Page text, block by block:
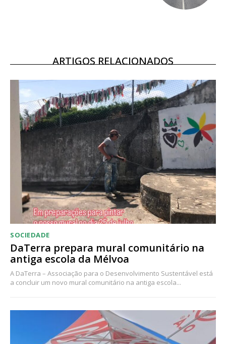
Ofertas para assinatura anual
Escolha o plano
ARTIGOS RELACIONADOS
SOCIEDADE
DaTerra prepara mural comunitário na
antiga escola da Mélvoa
A DaTerra – Associação para o Desenvolvimento Sustentável está
a concluir um novo mural comunitário na antiga escola...